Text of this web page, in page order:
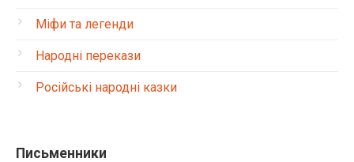
Міфи та легенди
Народні перекази
Російські народні казки
Письменники